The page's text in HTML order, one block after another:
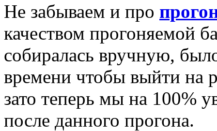
Не забываем и про
качеством прогоняемой
собиралась вручную,
времени чтобы выйти на
зато теперь мы на 100%
после данного прогона.